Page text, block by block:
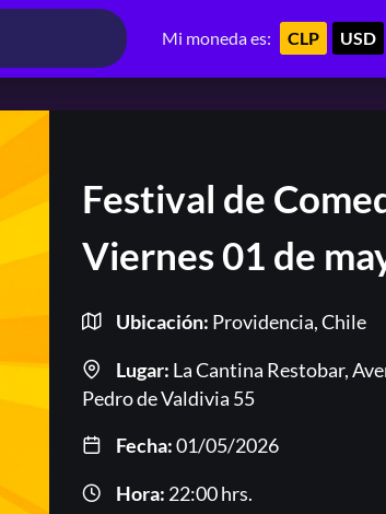
Mi moneda es: CLP USD
Festival de
Viernes 01 de
Ubicación: Providencia, Chile
Lugar: La Cantina Restobar,
Pedro de Valdivia 55
Fecha:01/05/2026
Hora: 22:00 hrs.